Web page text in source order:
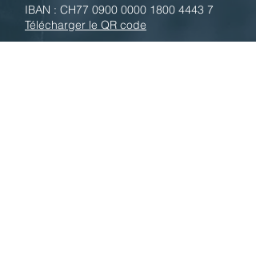
IBAN : CH77 0900 0000 1800 4443 7
Télécharger le QR code